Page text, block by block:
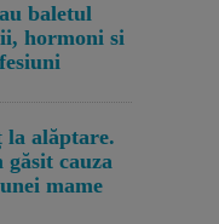
baletul
hormoni si
la alăptare.
găsit cauza
mame